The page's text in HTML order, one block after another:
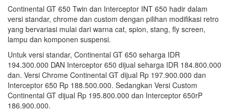
Continental GT 650 Twin dan Interceptor INT 650 hadir dalam
versi standar, chrome dan custom dengan pilihan modifikasi retro
yang bervariasi mulai dari warna cat, spion, stang, fly screen,
lampu dan komponen suspensi.
Untuk versi standar, Continental GT 650 seharga IDR
194.300.000 DAN Interceptor 650 dijual seharga IDR 184.800.000
dan. Versi Chrome Continental GT dijual Rp 197.900.000 dan
Interceptor 650 Rp 188.500.000. Sedangkan Versi Custom
Continental GT dijual Rp 195.800.000 dan Interceptor 650rP
186.900.000.